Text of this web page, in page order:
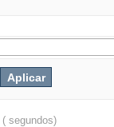
( segundos)